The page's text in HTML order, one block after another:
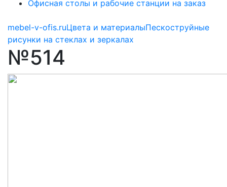
Офисная столы и рабочие станции на заказ
mebel-v-ofis.ruЦвета и материалыПескоструйные
рисунки на стеклах и зеркалах
№514